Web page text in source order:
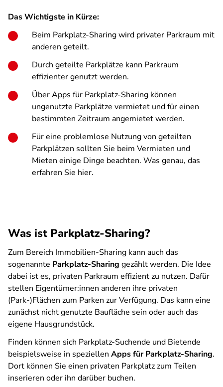
Das Wichtigste in Kürze:
Beim Parkplatz-Sharing wird privater Parkraum mit
anderen geteilt.
Durch geteilte Parkplätze kann Parkraum
effizienter genutzt werden.
Über Apps für Parkplatz-Sharing können
ungenutzte Parkplätze vermietet und für einen
bestimmten Zeitraum angemietet werden.
Für eine problemlose Nutzung von geteilten
Parkplätzen sollten Sie beim Vermieten und
Mieten einige Dinge beachten. Was genau, das
erfahren Sie hier.
Was ist Parkplatz-Sharing?
Zum Bereich Immobilien-Sharing kann auch das
sogenannte Parkplatz-Sharing gezählt werden. Die Idee
dabei ist es, privaten Parkraum effizient zu nutzen. Dafür
stellen Eigentümer:innen anderen ihre privaten
(Park-)Flächen zum Parken zur Verfügung. Das kann eine
zunächst nicht genutzte Baufläche sein oder auch das
eigene Hausgrundstück.
Finden können sich Parkplatz-Suchende und Bietende
beispielsweise in speziellen Apps für Parkplatz-Sharing.
Dort können Sie einen privaten Parkplatz zum Teilen
inserieren oder ihn darüber buchen.